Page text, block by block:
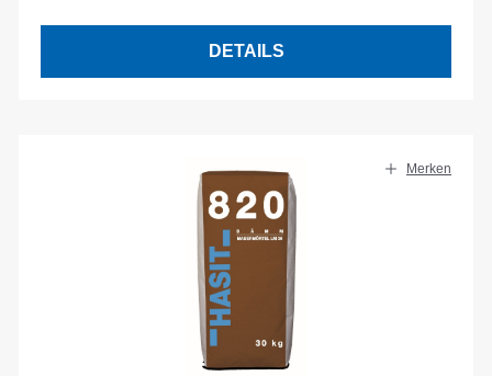
DETAILS
Merken